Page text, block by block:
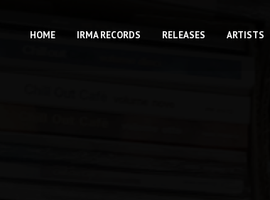
HOME IRMA RECORDS RELEASES ARTISTS